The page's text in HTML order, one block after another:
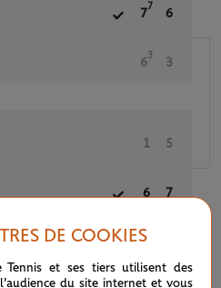
7
7
6
6
3
3
1 5
6 7
6
6
3
DE COOKIES
Tennis et ses tiers utilisent des
du site internet et vous